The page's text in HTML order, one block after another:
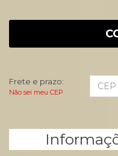
Frete e prazo:
Não sei meu CEP